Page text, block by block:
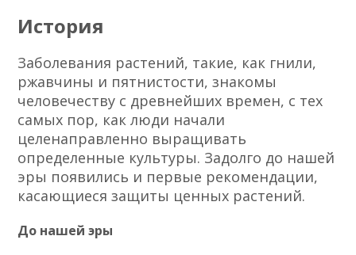
История
Заболевания растений, такие, как гнили,
ржавчины и пятнистости, знакомы
человечеству с древнейших времен, с тех
самых пор, как люди начали
целенаправленно выращивать
определенные культуры. Задолго до нашей
эры появились и первые рекомендации,
касающиеся защиты ценных растений.
До нашей эры